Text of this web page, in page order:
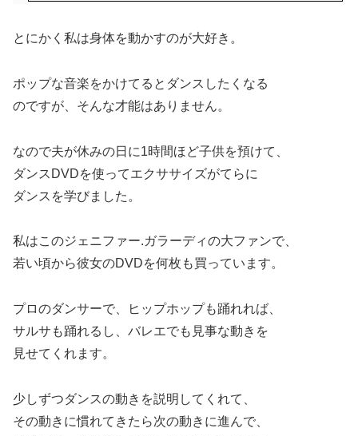
とにかく私は身体を動かすのが大好き。
ポップな音楽をかけてるとダンスしたくなる
のですが、そんな才能はありません。
なので夫が休みの日に1時間ほど子供を預けて、
ダンスDVDを使ってエクササイズがてらに
ダンスを学びました。
私はこのジェニファー.ガラーディの大ファンで、
若い頃から彼女のDVDを何枚も買っています。
プロのダンサーで、ヒップホップも踊れれば、
サルサも踊れるし、バレエでも見事な動きを
見せてくれます。
少しずつダンスの動きを説明してくれて、
その動きに慣れてきたら次の動きに進んで、